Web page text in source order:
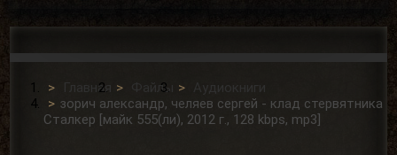
Главная Файлы
Аудиокниги
зорич александр, челяев сергей - клад стервятника
Сталкер [майк 555(ли), 2012 г., 128 kbps, mp3]